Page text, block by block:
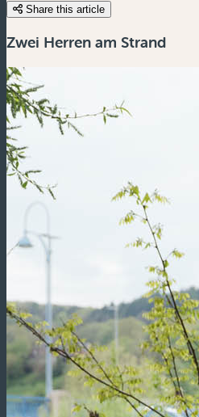
Share this article
Zwei Herren am Strand